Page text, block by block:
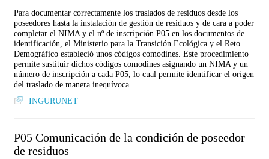
Para documentar correctamente los traslados de residuos desde los
poseedores hasta la instalación de gestión de residuos y de cara a poder
completar el NIMA y el nº de inscripción P05 en los documentos de
identificación, el Ministerio para la Transición Ecológica y el Reto
Demográfico estableció unos códigos comodines. Este procedimiento
permite sustituir dichos códigos comodines asignando un NIMA y un
número de inscripción a cada P05, lo cual permite identificar el origen
del traslado de manera inequívoca.
INGURUNET
P05 Comunicación de la condición de poseedor
de residuos